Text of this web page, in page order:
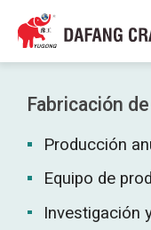
Fabricación
Producción
Equipo de
Investigación
Bahasa Indonesia
Bahasa Melayu
Tiếng Việt
简体中文
فارسی
Pilipino
اردو